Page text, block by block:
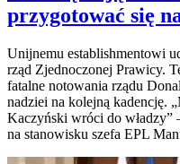
przygotować się
Unijnemu establishmentowi
rząd Zjednoczonej Prawicy.
fatalne notowania rządu
nadziei na kolejną kadencję.
Kaczyński wróci do władzy”
na stanowisku szefa EPL